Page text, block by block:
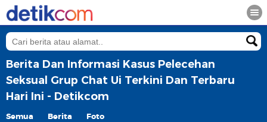
Berita Dan Informasi Kasus Pelecehan
Seksual Grup Chat Ui Terkini Dan Terbaru
Hari Ini - Detikcom
Semua Berita Foto